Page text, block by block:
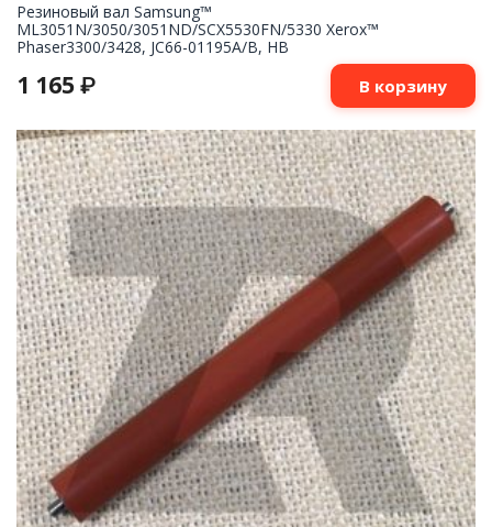
Резиновый вал Samsung™
ML3051N/3050/3051ND/SCX5530FN/5330 Xerox™
Phaser3300/3428, JC66-01195A/B, HB
1 165 ₽ В корзину